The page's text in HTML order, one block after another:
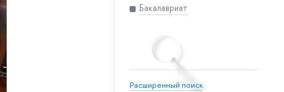
Бакалавриат
Расширенный поиск